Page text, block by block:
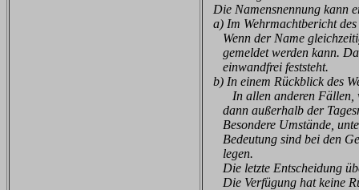
Die Namensnennung kann
a) Im Wehrmachtbericht des
Wenn der Name
gemeldet werden kann.
einwandfrei feststeht.
b) In einem Rückblick des
In allen anderen Fällen,
dann außerhalb der
Besondere Umstände,
Bedeutung sind bei den
legen.
Die letzte Entscheidung
Die Verfügung hat keine